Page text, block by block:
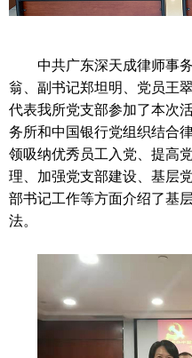
中共广东深天成律师事
翁、副书记郑坦明、党员王
代表我所党支部参加了本次
务所和中国银行党组织结合
领吸纳优秀员工入党、提高
理、加强党支部建设、基层
部书记工作等方面介绍了基
法。